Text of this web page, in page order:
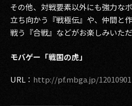
タテド
その他
その他、対戦要素以外にも強力な
立ち向かう『戦極伝』や、仲間と
戦う『合戦』などがお楽しみいただ
モバゲー「戦国の虎」
URL： http://pf.mbga.jp/12010901